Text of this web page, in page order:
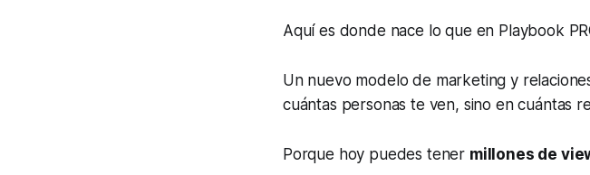
Aquí es donde nace lo que en Playbook
Un nuevo modelo de marketing y
cuántas personas te ven, sino en cuántas
Porque hoy puedes tener millones de